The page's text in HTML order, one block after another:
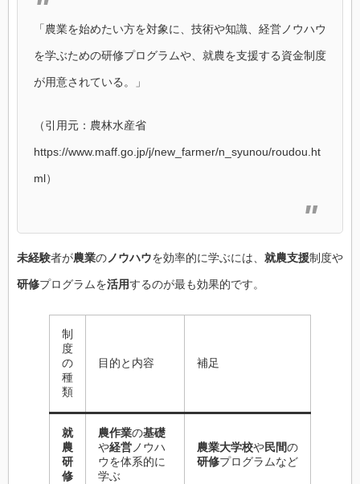
「農業を始めたい方を対象に、技術や知識、経営ノウハウ
を学ぶための研修プログラムや、就農を支援する資金制度
が用意されている。」
（引用元：農林水産省
https://www.maff.go.jp/j/new_farmer/n_syunou/roudou.ht
ml）
未経験者が農業のノウハウを効率的に学ぶには、 就農支援制度や
研修プログラムを活用するのが最も効果的です。
制
度
の
種
類
目的と内容 補足
就
農
研
修
農作業の基礎
や経営ノウハ
ウを体系的に
学ぶ
農業大学校や民間の
研修プログラムなど